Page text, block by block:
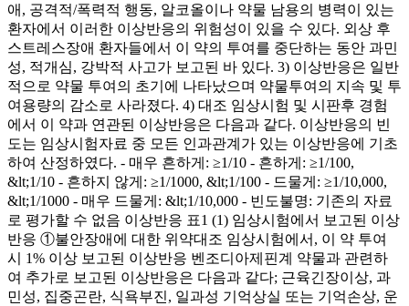
애, 공격적/폭력적 행동, 알코올이나 약물 남용의 병력이 있는
환자에서 이러한 이상반응의 위험성이 있을 수 있다. 외상 후
스트레스장애 환자들에서 이 약의 투여를 중단하는 동안 과민
성, 적개심, 강박적 사고가 보고된 바 있다. 3) 이상반응은 일반
적으로 약물 투여의 초기에 나타났으며 약물투여의 지속 및 투
여용량의 감소로 사라졌다. 4) 대조 임상시험 및 시판후 경험
에서 이 약과 연관된 이상반응은 다음과 같다. 이상반응의 빈
도는 임상시험자료 중 모든 인과관계가 있는 이상반응에 기초
하여 산정하였다. - 매우 흔하게: ≥1/10 - 흔하게: ≥1/100,
&lt;1/10 - 흔하지 않게: ≥1/1000, &lt;1/100 - 드물게: ≥1/10,000,
&lt;1/1000 - 매우 드물게: &lt;1/10,000 - 빈도불명: 기존의 자료
로 평가할 수 없음 이상반응 표1 (1) 임상시험에서 보고된 이상
반응 ①불안장애에 대한 위약대조 임상시험에서, 이 약 투여
시 1% 이상 보고된 이상반응 벤조디아제핀계 약물과 관련하
여 추가로 보고된 이상반응은 다음과 같다; 근육긴장이상, 과
민성, 집중곤란, 식욕부진, 일과성 기억상실 또는 기억손상, 운